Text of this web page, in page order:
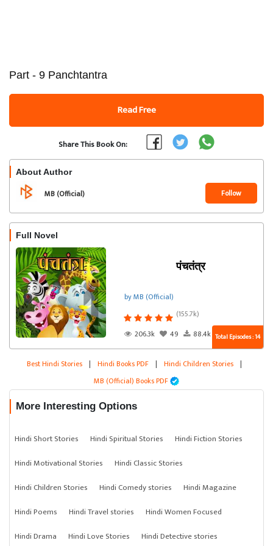
Part - 9 Panchtantra
Read Free
Share This Book On:
About Author
MB (Official) Follow
Full Novel
पंचतंत्र
by MB (Official)
(155.7k)
206.3k
49 88.4k Total Episodes : 14
Best Hindi Stories | Hindi Books PDF | Hindi Children Stories |
MB (Official) Books PDF
More Interesting Options
Hindi Short Stories Hindi Spiritual Stories
Hindi Fiction Stories
Hindi Motivational Stories
Hindi Classic Stories
Hindi Children Stories
Hindi Comedy stories
Hindi Magazine
Hindi Poems
Hindi Travel stories
Hindi Women Focused
Hindi Drama
Hindi Love Stories Hindi Detective stories